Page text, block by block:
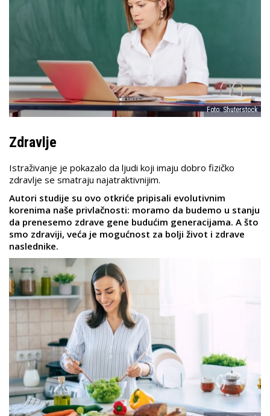
Foto: Shuterstock
Zdravlje
Istraživanje je pokazalo da ljudi koji imaju dobro fizičko
zdravlje se smatraju najatraktivnijim.
Autori studije su ovo otkriće pripisali evolutivnim
korenima naše privlačnosti: moramo da budemo u stanju
da prenesemo zdrave gene budućim generacijama. A što
smo zdraviji, veća je mogućnost za bolji život i zdrave
naslednike.